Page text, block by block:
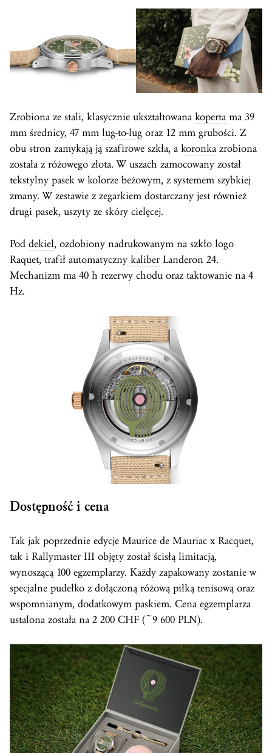
Zrobiona ze stali, klasycznie ukształtowana koperta ma 39
mm średnicy, 47 mm lug-to-lug oraz 12 mm grubości. Z
obu stron zamykają ją szafirowe szkła, a koronka zrobiona
została z różowego złota. W uszach zamocowany został
tekstylny pasek w kolorze beżowym, z systemem szybkiej
zmany. W zestawie z zegarkiem dostarczany jest również
drugi pasek, uszyty ze skóry cielęcej.
Pod dekiel, ozdobiony nadrukowanym na szkło logo
Raquet, trafił automatyczny kaliber Landeron 24.
Mechanizm ma 40 h rezerwy chodu oraz taktowanie na 4
Hz.
Dostępność i cena
Tak jak poprzednie edycje Maurice de Mauriac x Racquet,
tak i Rallymaster III objęty został ścisłą limitacją,
wynoszącą 100 egzemplarzy. Każdy zapakowany zostanie w
specjalne pudełko z dołączoną różową piłką tenisową oraz
wspomnianym, dodatkowym paskiem. Cena egzemplarza
ustalona została na 2 200 CHF (~9 600 PLN).